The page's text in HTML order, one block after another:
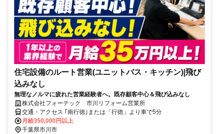
住宅設備のルート営業(ユニットバス・キッチン)|飛び
込みなし
無理なノルマに疲れた営業経験者へ。既存顧客中心＆飛び込みなし
株式会社フォーテック 市川リフォーム営業所
交通・アクセス ｢南行徳｣または「行徳」より車で5分
月給350,000円以上
千葉県市川市